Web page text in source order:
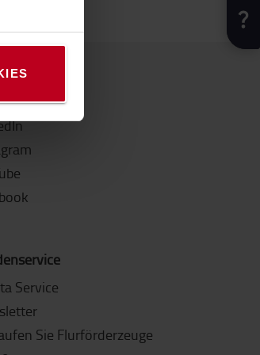
Media
Service
Sie Flurförderzeuge